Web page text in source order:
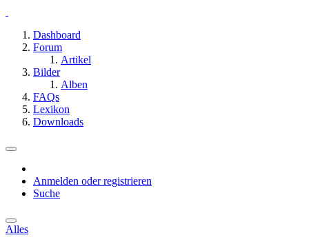
Dashboard
Forum
Artikel
Bilder
Alben
FAQs
Lexikon
Downloads
Anmelden oder registrieren
Suche
Alles